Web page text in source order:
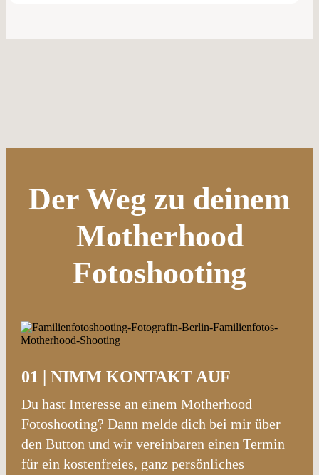
Der Weg zu deinem
Motherhood
Fotoshooting
01 | NIMM KONTAKT AUF
Du hast Interesse an einem Motherhood
Fotoshooting? Dann melde dich bei mir über
den Button und wir vereinbaren einen Termin
für ein kostenfreies, ganz persönliches